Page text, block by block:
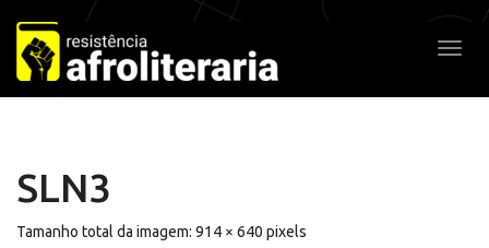
Pular
para
o
conteúdo
SLN3
Tamanho total da imagem: 914 × 640 pixels